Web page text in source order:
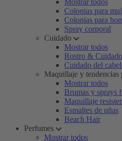
Mostrar todos
Colonias para
Colonias para
Spray corporal
Cuidado
Mostrar todos
Rostro &
Cuidado del
Maquillaje y tendencias
Mostrar todos
Brumas y sprays
Maquillaje
Esmaltes de uñas
Beach Hair
Perfumes
Mostrar todos